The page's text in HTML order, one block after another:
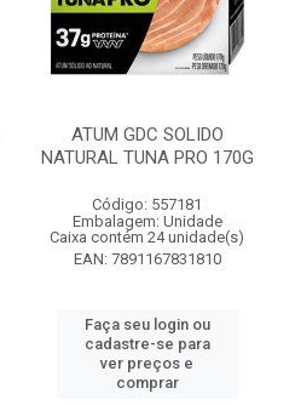
ATUM GDC SOLIDO
NATURAL TUNA PRO 170G
Código: 557181
Embalagem: Unidade
Caixa contém 24 unidade(s)
EAN: 7891167831810
Faça seu login ou
cadastre-se para
ver preços e
comprar